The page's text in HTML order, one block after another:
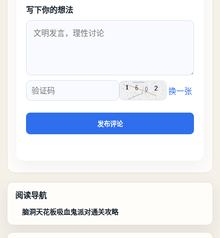
写下你的想法
验证码
换一张
发布评论
阅读导航
脑洞天花板吸血鬼派对通关攻略